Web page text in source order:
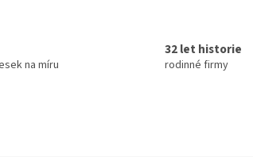
na míru
32 let historie
rodinné firmy